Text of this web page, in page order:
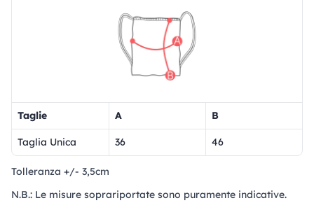
Taglie A B
Taglia Unica 36 46
Tolleranza +/- 3,5cm
N.B.: Le misure soprariportate sono puramente indicative.